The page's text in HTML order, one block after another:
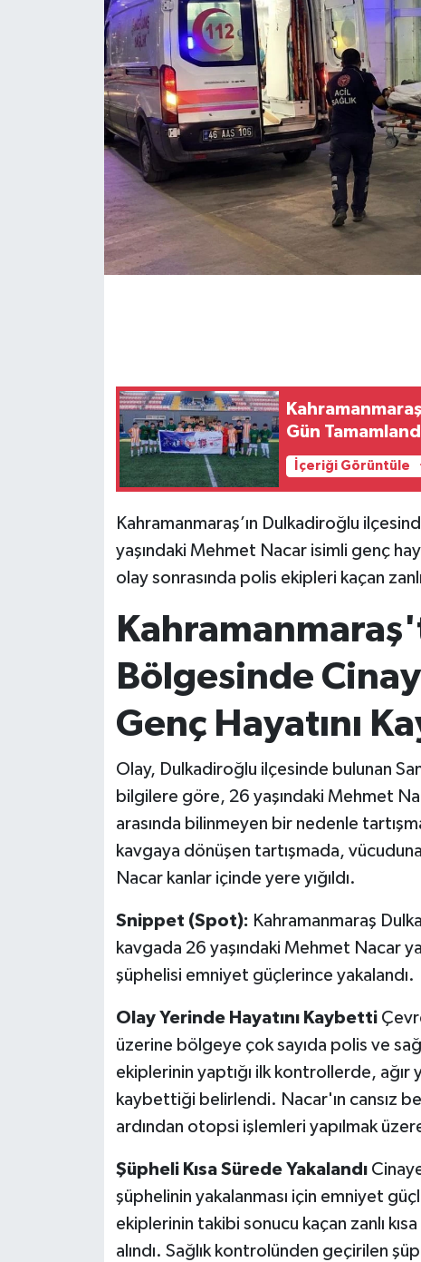
Gün
İçeriği Görüntüle
Kahramanmaraş’ın Dulkadiroğlu
yaşındaki Mehmet Nacar isimli genç
olay sonrasında polis ekipleri kaçan
Bölgesinde
Genç Hayatını
Olay, Dulkadiroğlu ilçesinde bulunan
bilgilere göre, 26 yaşındaki Mehmet
arasında bilinmeyen bir nedenle
kavgaya dönüşen tartışmada,
Nacar kanlar içinde yere yığıldı.
Snippet (Spot): Kahramanmaraş
kavgada 26 yaşındaki Mehmet Nacar
şüphelisi emniyet güçlerince yakalandı.
Olay Yerinde Hayatını Kaybetti
üzerine bölgeye çok sayıda polis ve
ekiplerinin yaptığı ilk kontrollerde, ağır
kaybettiği belirlendi. Nacar'ın cansız
ardından otopsi işlemleri yapılmak
Şüpheli Kısa Sürede Yakalandı
şüphelinin yakalanması için emniyet
ekiplerinin takibi sonucu kaçan zanlı
alındı. Sağlık kontrolünden geçirilen
İLÇE HABERLERİ
KÜLTÜR-SANAT
ROPORTAJ
MAGAZİN
SEÇİM 2011
ÜÇÜNCÜ SAYFA
SİVİL TOPLUM
SEÇİM 2014
KİM KİMDİR
ÇEK GÖNDER
OTOMOBİL
BÖLGEDEN
BİLİM TEKNOLOJİ